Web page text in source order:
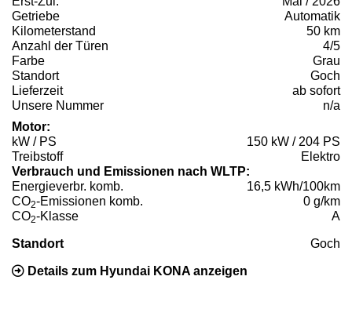
Getriebe
Automatik
Kilometerstand
50 km
Anzahl der Türen
4/5
Farbe
Grau
Standort
Goch
Lieferzeit
ab sofort
Unsere Nummer
n/a
Motor:
kW / PS
150 kW / 204 PS
Treibstoff
Elektro
Verbrauch und Emissionen nach WLTP:
Energieverbr. komb.
16,5 kWh/100km
CO2-Emissionen komb.
0 g/km
CO2-Klasse A
Standort Goch
Details zum Hyundai KONA anzeigen